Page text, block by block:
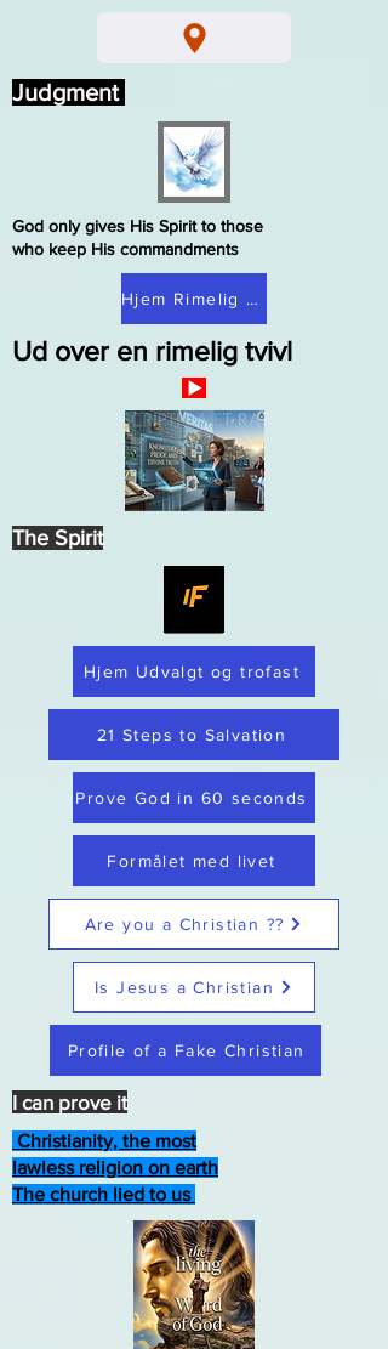
Ud over en rimelig tvivl
Hjem Udvalgt og trofast
21 Steps to Salvation
Prove God in 60 seconds
Hjem Rimelig tvivl
Formålet med livet
Are you a Christian ??
Is Jesus a Christian
Profile of a Fake Christian
Christianity, the most
lawless religion on earth
The church lied to us
God only gives His Spirit to those
who keep His commandments
Judgment
The Spirit
I can prove it